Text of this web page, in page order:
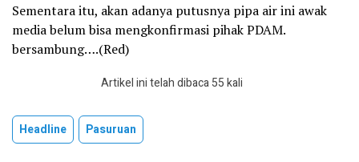
Sementara itu, akan adanya putusnya pipa air ini awak
media belum bisa mengkonfirmasi pihak PDAM.
bersambung….(Red)
Artikel ini telah dibaca 55 kali
Headline Pasuruan